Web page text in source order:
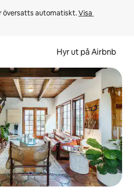
översatts automatiskt. Visa
Hyr ut på Airbnb